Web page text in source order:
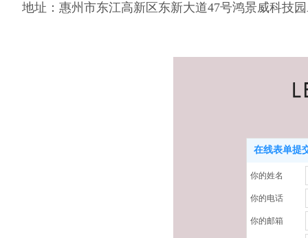
地址：惠州市东江高新区东新大道47号鸿景威科技
在线表单提
你的姓名
你的电话
你的邮箱